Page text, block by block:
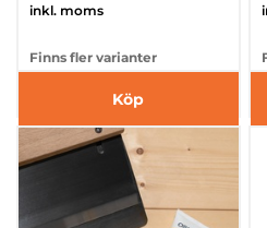
inkl. moms
Finns fler varianter
Köp